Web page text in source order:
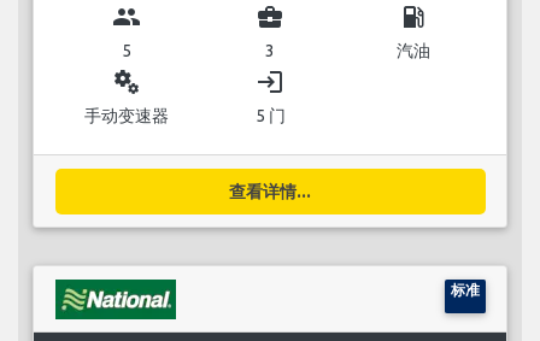
group
5
business_center
3
local_gas_station
汽油
miscellaneous_services
手动变速器
login
5 门
查看详情...
标准